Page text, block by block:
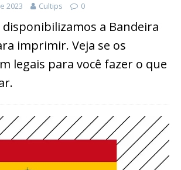
2023 Cultips 0
a Bandeira
imprimir. Veja se os
legais para você fazer o que